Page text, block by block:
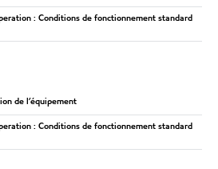
: Conditions de fonctionnement standard
de l’équipement
: Conditions de fonctionnement standard